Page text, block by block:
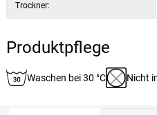
Trockner:
Produktpflege
Waschen bei 30 °C Nicht